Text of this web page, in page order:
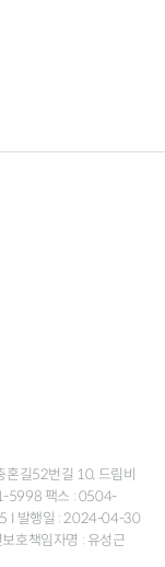
혼길52번길 10, 드림비
5998 팩스 : 0504-
I 발행일 : 2024-04-30
호책임자명 : 유성근